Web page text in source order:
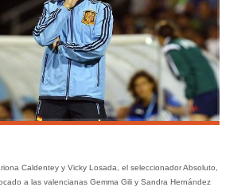
Caldentey y Vicky Losada, el seleccionador Absoluto,
a las valencianas Gemma Gili y Sandra Hernández